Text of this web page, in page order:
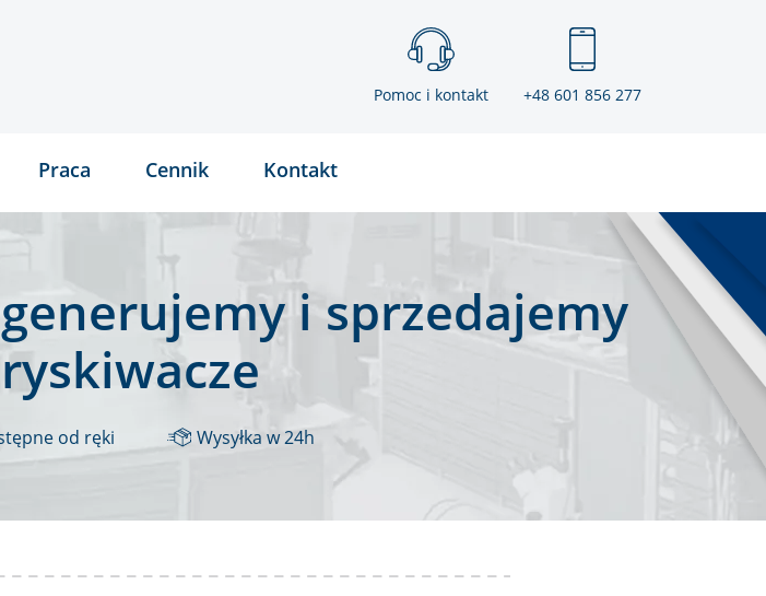
Pomoc i kontakt +48 601 856 277
Praca Cennik Kontakt
i sprzedajemy
od ręki Wysyłka w 24h